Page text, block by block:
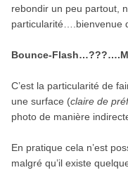
rebondir un peu partout,
particularité….bienvenue
Bounce-
C’est la particularité de
une surface (claire de
photo de manière
En pratique cela n’est
malgré qu’il existe